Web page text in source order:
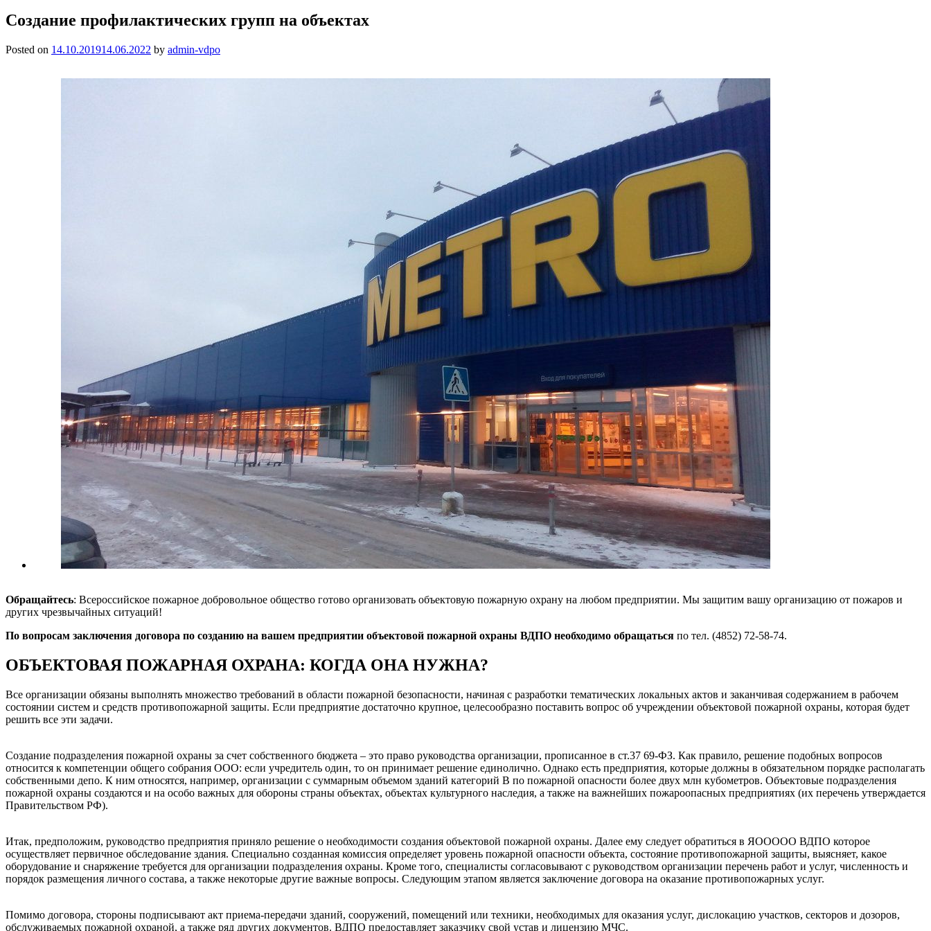
Создание профилактических групп на объектах
Posted on 14.10.201914.06.2022 by admin-vdpo
Обращайтесь: Всероссийское пожарное добровольное общество готово организовать объектовую пожарную охрану на любом предприятии. Мы защитим вашу организацию от пожаров и
других чрезвычайных ситуаций!
По вопросам заключения договора по созданию на вашем предприятии объектовой пожарной охраны ВДПО необходимо обращаться по тел. (4852) 72-58-74.
ОБЪЕКТОВАЯ ПОЖАРНАЯ ОХРАНА: КОГДА ОНА НУЖНА?
Все организации обязаны выполнять множество требований в области пожарной безопасности, начиная с разработки тематических локальных актов и заканчивая содержанием в рабочем
состоянии систем и средств противопожарной защиты. Если предприятие достаточно крупное, целесообразно поставить вопрос об учреждении объектовой пожарной охраны, которая будет
решить все эти задачи.
Создание подразделения пожарной охраны за счет собственного бюджета – это право руководства организации, прописанное в ст.37 69-ФЗ. Как правило, решение подобных вопросов
относится к компетенции общего собрания ООО: если учредитель один, то он принимает решение единолично. Однако есть предприятия, которые должны в обязательном порядке располагать
собственными депо. К ним относятся, например, организации с суммарным объемом зданий категорий В по пожарной опасности более двух млн кубометров. Объектовые подразделения
пожарной охраны создаются и на особо важных для обороны страны объектах, объектах культурного наследия, а также на важнейших пожароопасных предприятиях (их перечень утверждается
Правительством РФ).
Итак, предположим, руководство предприятия приняло решение о необходимости создания объектовой пожарной охраны. Далее ему следует обратиться в ЯООООО ВДПО которое
осуществляет первичное обследование здания. Специально созданная комиссия определяет уровень пожарной опасности объекта, состояние противопожарной защиты, выясняет, какое
оборудование и снаряжение требуется для организации подразделения охраны. Кроме того, специалисты согласовывают с руководством организации перечень работ и услуг, численность и
порядок размещения личного состава, а также некоторые другие важные вопросы. Следующим этапом является заключение договора на оказание противопожарных услуг.
Помимо договора, стороны подписывают акт приема-передачи зданий, сооружений, помещений или техники, необходимых для оказания услуг, дислокацию участков, секторов и дозоров,
обслуживаемых пожарной охраной, а также ряд других документов. ВДПО предоставляет заказчику свой устав и лицензию МЧС.